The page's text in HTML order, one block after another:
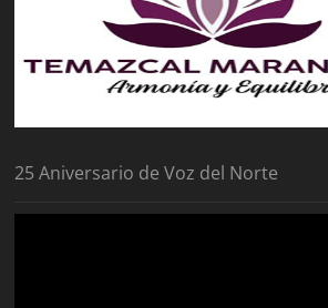
25 Aniversario de Voz del Norte